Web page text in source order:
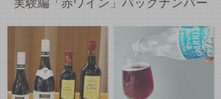
実験編「赤ワイン」バックナンバー